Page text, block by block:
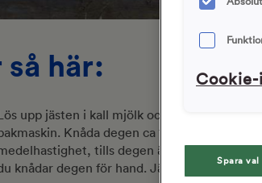
så här:
upp jästen i kall mjölk och vatten. Lägg
Knåda degen ca 10 minuter på
tills degen är slät och
knådar degen för hand. Jäs den täcktaSpara val